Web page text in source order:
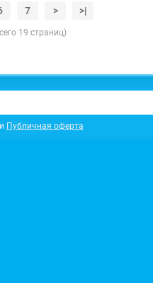
7 > >|
19 страниц)
Публичная оферта